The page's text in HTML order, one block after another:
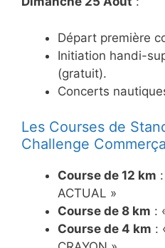
Départ première
Initiation handi-
(gratuit).
Concerts
Les Courses de
Challenge
Course de 12 km
ACTUAL »
Course de 8 km :
Course de 4 km :